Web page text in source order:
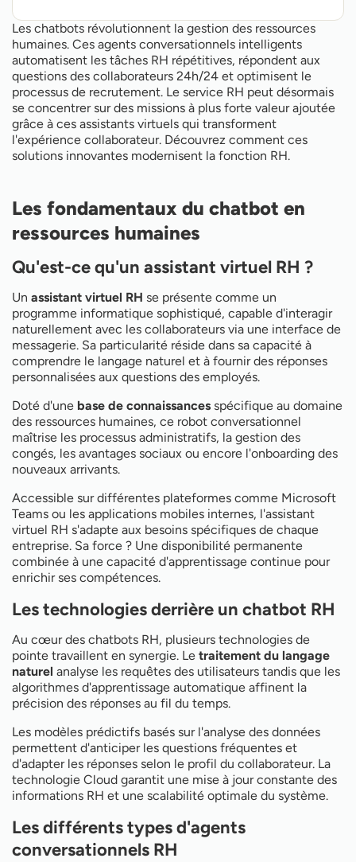
Les chatbots révolutionnent la gestion des ressources
humaines. Ces agents conversationnels intelligents
automatisent les tâches RH répétitives, répondent aux
questions des collaborateurs 24h/24 et optimisent le
processus de recrutement. Le service RH peut désormais
se concentrer sur des missions à plus forte valeur ajoutée
grâce à ces assistants virtuels qui transforment
l'expérience collaborateur. Découvrez comment ces
solutions innovantes modernisent la fonction RH.
Les fondamentaux du chatbot en
ressources humaines
Qu'est-ce qu'un assistant virtuel RH ?
Un assistant virtuel RH se présente comme un
programme informatique sophistiqué, capable d'interagir
naturellement avec les collaborateurs via une interface de
messagerie. Sa particularité réside dans sa capacité à
comprendre le langage naturel et à fournir des réponses
personnalisées aux questions des employés.
Doté d'une base de connaissances spécifique au domaine
des ressources humaines, ce robot conversationnel
maîtrise les processus administratifs, la gestion des
congés, les avantages sociaux ou encore l'onboarding des
nouveaux arrivants.
Accessible sur différentes plateformes comme Microsoft
Teams ou les applications mobiles internes, l'assistant
virtuel RH s'adapte aux besoins spécifiques de chaque
entreprise. Sa force ? Une disponibilité permanente
combinée à une capacité d'apprentissage continue pour
enrichir ses compétences.
Les technologies derrière un chatbot RH
Au cœur des chatbots RH, plusieurs technologies de
pointe travaillent en synergie. Le traitement du langage
naturel analyse les requêtes des utilisateurs tandis que les
algorithmes d'apprentissage automatique affinent la
précision des réponses au fil du temps.
Les modèles prédictifs basés sur l'analyse des données
permettent d'anticiper les questions fréquentes et
d'adapter les réponses selon le profil du collaborateur. La
technologie Cloud garantit une mise à jour constante des
informations RH et une scalabilité optimale du système.
Les différents types d'agents
conversationnels RH
Les fondamentaux du chatbot en ressources
humaines
Les domaines d'application dans les RH
Avantages stratégiques pour le service RH
Mise en place d'un chatbot RH performant
Mesurer le ROI de votre chatbot RH
Les bonnes pratiques pour réussir